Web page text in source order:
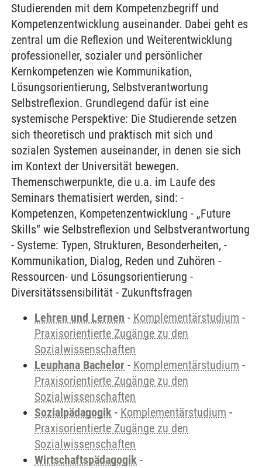
Studierenden mit dem Kompetenzbegriff und
Kompetenzentwicklung auseinander. Dabei geht es
zentral um die Reflexion und Weiterentwicklung
professioneller, sozialer und persönlicher
Kernkompetenzen wie Kommunikation,
Lösungsorientierung, Selbstverantwortung
Selbstreflexion. Grundlegend dafür ist eine
systemische Perspektive: Die Studierende setzen
sich theoretisch und praktisch mit sich und
sozialen Systemen auseinander, in denen sie sich
im Kontext der Universität bewegen.
Themenschwerpunkte, die u.a. im Laufe des
Seminars thematisiert werden, sind: -
Kompetenzen, Kompetenzentwicklung - „Future
Skills“ wie Selbstreflexion und Selbstverantwortung
- Systeme: Typen, Strukturen, Besonderheiten, -
Kommunikation, Dialog, Reden und Zuhören -
Ressourcen- und Lösungsorientierung -
Diversitätssensibilität - Zukunftsfragen
Lehren und Lernen - Komplementärstudium -
Praxisorientierte Zugänge zu den
Sozialwissenschaften
Leuphana Bachelor - Komplementärstudium -
Praxisorientierte Zugänge zu den
Sozialwissenschaften
Sozialpädagogik - Komplementärstudium -
Praxisorientierte Zugänge zu den
Sozialwissenschaften
Wirtschaftspädagogik -